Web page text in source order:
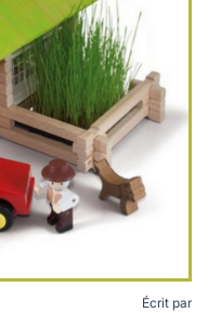
Écrit par